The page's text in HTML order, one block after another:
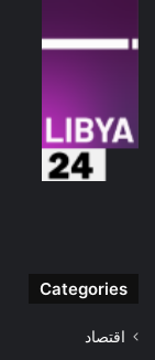
Categories
اقتصاد